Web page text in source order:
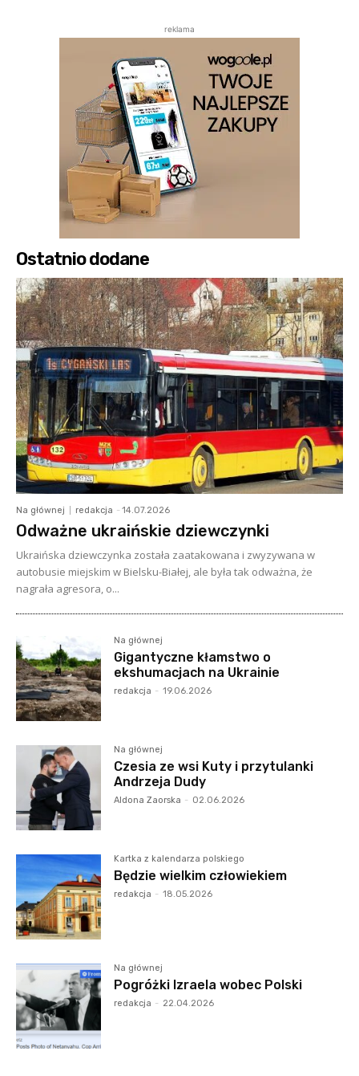
reklama
Ostatnio dodane
Na głównej redakcja - 14.07.2026
Odważne ukraińskie dziewczynki
Ukraińska dziewczynka została zaatakowana i zwyzywana w
autobusie miejskim w Bielsku-Białej, ale była tak odważna, że
nagrała agresora, o...
Na głównej
Gigantyczne kłamstwo o
ekshumacjach na Ukrainie
redakcja - 19.06.2026
Na głównej
Czesia ze wsi Kuty i przytulanki
Andrzeja Dudy
Aldona Zaorska - 02.06.2026
Kartka z kalendarza polskiego
Będzie wielkim człowiekiem
redakcja - 18.05.2026
Na głównej
Pogróżki Izraela wobec Polski
redakcja - 22.04.2026